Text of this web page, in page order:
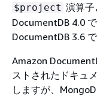
$project 演算
DocumentDB 4.0
DocumentDB 3.6
Amazon
ストされたドキュ
しますが、